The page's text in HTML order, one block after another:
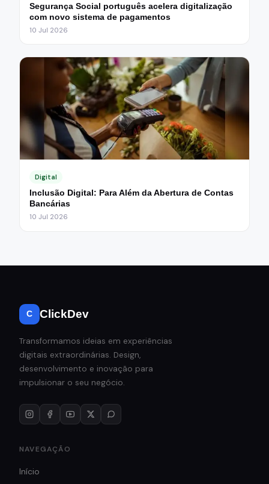
Segurança Social português acelera digitalização
com novo sistema de pagamentos
10 Jul 2026
Digital
Inclusão Digital: Para Além da Abertura de Contas
Bancárias
10 Jul 2026
C ClickDev
Transformamos ideias em experiências
digitais extraordinárias. Design,
desenvolvimento e inovação para
impulsionar o seu negócio.
NAVEGAÇÃO
Início